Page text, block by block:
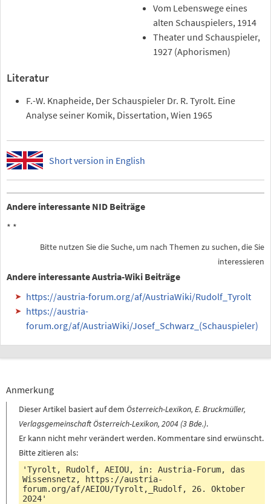
Vom Lebenswege eines
alten Schauspielers, 1914
Theater und Schauspieler,
1927 (Aphorismen)
Literatur
F.-W. Knapheide, Der Schauspieler Dr. R. Tyrolt. Eine
Analyse seiner Komik, Dissertation, Wien 1965
Short version in English
Andere interessante NID Beiträge
* *
Bitte nutzen Sie die Suche, um nach Themen zu suchen, die Sie
interessieren
Andere interessante Austria-Wiki Beiträge
https://austria-forum.org/af/AustriaWiki/Rudolf_Tyrolt
https://austria-
forum.org/af/AustriaWiki/Josef_Schwarz_(Schauspieler)
Anmerkung
Dieser Artikel basiert auf dem Österreich-Lexikon, E. Bruckmüller,
Verlagsgemeinschaft Österreich-Lexikon, 2004 (3 Bde.).
Er kann nicht mehr verändert werden. Kommentare sind erwünscht.
Bitte zitieren als:
'Tyrolt, Rudolf, AEIOU, in: Austria-Forum, das
Wissensnetz,
https://austria-
forum.org/af/AEIOU/Tyrolt,_Rudolf, 26. Oktober
2024'